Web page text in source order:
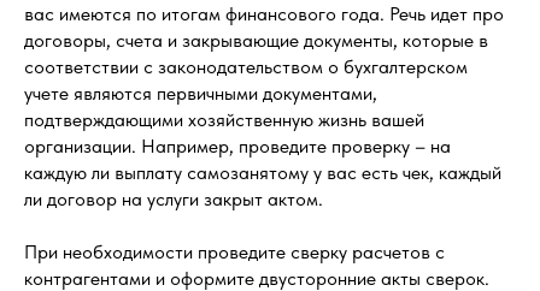
вас имеются по итогам финансового года. Речь идет про
договоры, счета и закрывающие документы, которые в
соответствии с законодательством о бухгалтерском
учете являются первичными документами,
подтверждающими хозяйственную жизнь вашей
организации. Например, проведите проверку – на
каждую ли выплату самозанятому у вас есть чек, каждый
ли договор на услуги закрыт актом.
При необходимости проведите сверку расчетов с
контрагентами и оформите двусторонние акты сверок.